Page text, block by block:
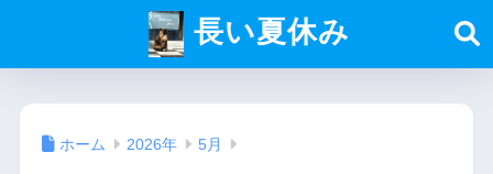
長い夏休み
ホーム 2026年 5月